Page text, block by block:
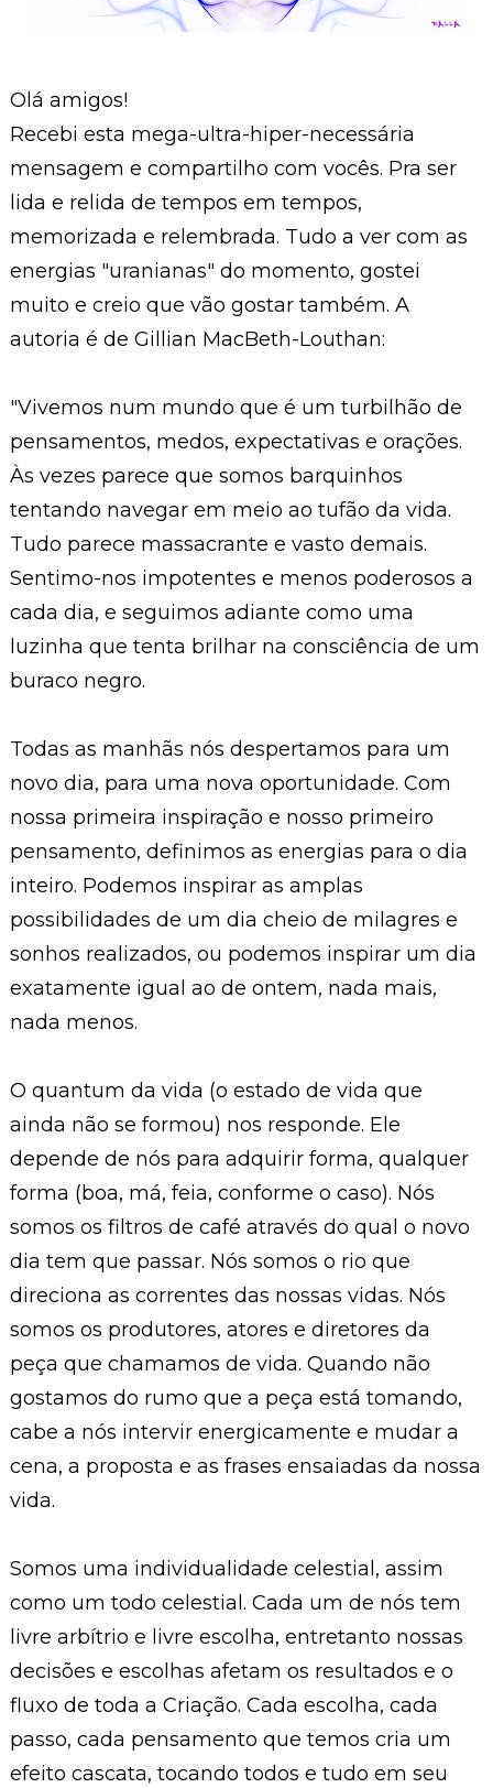
Olá amigos!
Recebi esta mega-ultra-hiper-necessária
mensagem e compartilho com vocês. Pra ser
lida e relida de tempos em tempos,
memorizada e relembrada. Tudo a ver com as
energias "uranianas" do momento, gostei
muito e creio que vão gostar também. A
autoria é de Gillian MacBeth-Louthan:
"Vivemos num mundo que é um turbilhão de
pensamentos, medos, expectativas e orações.
Às vezes parece que somos barquinhos
tentando navegar em meio ao tufão da vida.
Tudo parece massacrante e vasto demais.
Sentimo-nos impotentes e menos poderosos a
cada dia, e seguimos adiante como uma
luzinha que tenta brilhar na consciência de um
buraco negro.
Todas as manhãs nós despertamos para um
novo dia, para uma nova oportunidade. Com
nossa primeira inspiração e nosso primeiro
pensamento, definimos as energias para o dia
inteiro. Podemos inspirar as amplas
possibilidades de um dia cheio de milagres e
sonhos realizados, ou podemos inspirar um dia
exatamente igual ao de ontem, nada mais,
nada menos.
O quantum da vida (o estado de vida que
ainda não se formou) nos responde. Ele
depende de nós para adquirir forma, qualquer
forma (boa, má, feia, conforme o caso). Nós
somos os filtros de café através do qual o novo
dia tem que passar. Nós somos o rio que
direciona as correntes das nossas vidas. Nós
somos os produtores, atores e diretores da
peça que chamamos de vida. Quando não
gostamos do rumo que a peça está tomando,
cabe a nós intervir energicamente e mudar a
cena, a proposta e as frases ensaiadas da nossa
vida.
Somos uma individualidade celestial, assim
como um todo celestial. Cada um de nós tem
livre arbítrio e livre escolha, entretanto nossas
decisões e escolhas afetam os resultados e o
fluxo de toda a Criação. Cada escolha, cada
passo, cada pensamento que temos cria um
efeito cascata, tocando todos e tudo em seu